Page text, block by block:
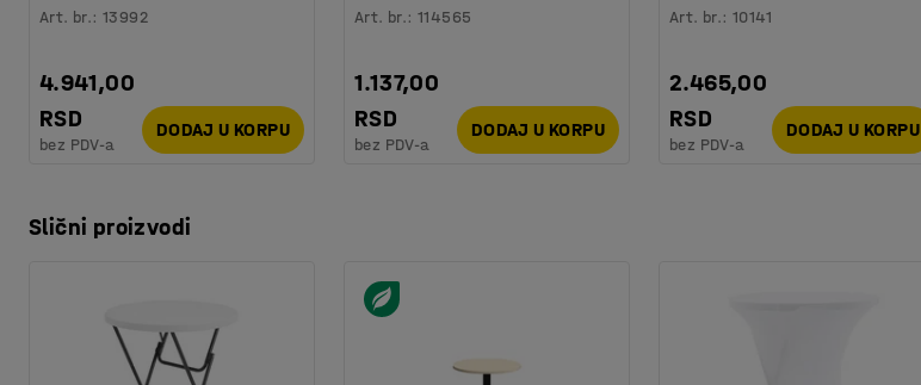
Art. br.:13992
4.941,00
RSD
bez PDV-a
DODAJ U KORPU
Art. br.:114565
1.137,00
RSD
bez PDV-a
DODAJ U KORPU
Art. br.:10141
2.465,00
RSD
bez PDV-a
DODAJ U KORPU
Slični proizvodi